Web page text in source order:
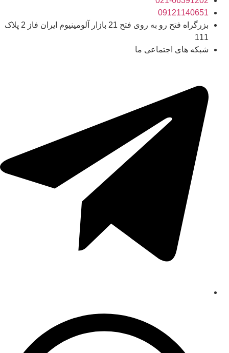
09121140651
بزرگراه فتح رو به روی فتح 21 بازار آلومینیوم ایران فاز 2 پلاک
111
شبکه های اجتماعی ما